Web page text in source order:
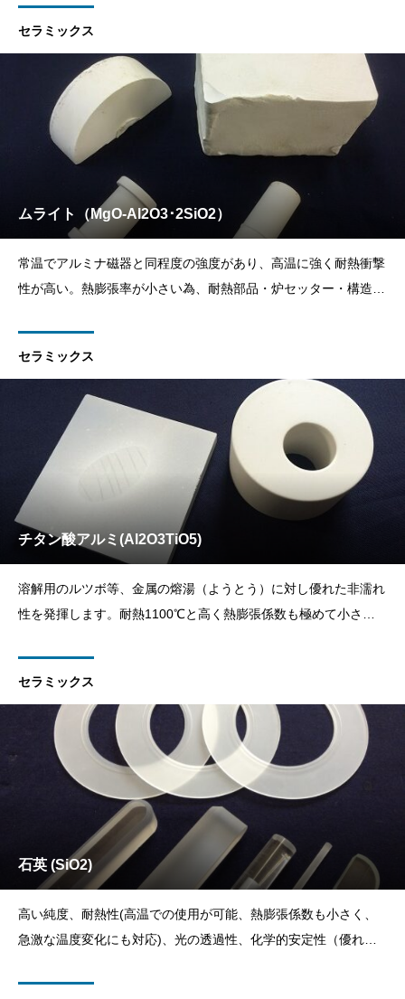
セラミックス
ムライト（MgO-Al2O3･2SiO2）
常温でアルミナ磁器と同程度の強度があり、高温に強く耐熱衝撃
性が高い。熱膨張率が小さい為、耐熱部品・炉セッター・構造用
セラミックス
チタン酸アルミ(Al2O3TiO5)
溶解用のルツボ等、金属の熔湯（ようとう）に対し優れた非濡れ
性を発揮します。耐熱1100℃と高く熱膨張係数も極めて小さい
セラミックス
石英 (SiO2)
高い純度、耐熱性(高温での使用が可能、熱膨張係数も小さく、
急激な温度変化にも対応)、光の透過性、化学的安定性（優れた